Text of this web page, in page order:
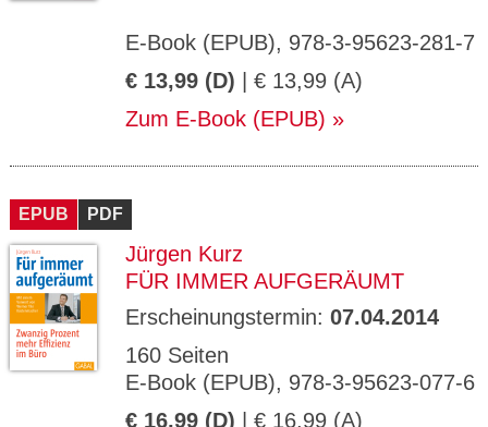
E-Book (EPUB), 978-3-95623-281-7
€ 13,99 (D) | € 13,99 (A)
Zum E-Book (EPUB)
EPUB PDF
Jürgen Kurz
FÜR IMMER AUFGERÄUMT
Erscheinungstermin: 07.04.2014
160 Seiten
E-Book (EPUB), 978-3-95623-077-6
€ 16,99 (D) | € 16,99 (A)